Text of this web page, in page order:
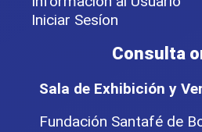
Iniciar Sesíon
Consulta
Sala de Exhibición y
Fundación Santafé de